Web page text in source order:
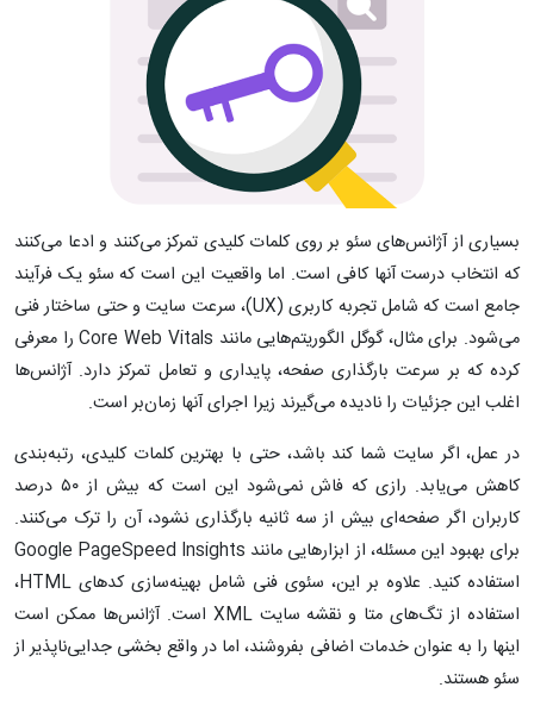
بسیاری از آژانس‌های سئو بر روی کلمات کلیدی تمرکز می‌کنند و ادعا می‌کنند
که انتخاب درست آنها کافی است. اما واقعیت این است که سئو یک فرآیند
جامع است که شامل تجربه کاربری (UX)، سرعت سایت و حتی ساختار فنی
می‌شود. برای مثال، گوگل الگوریتم‌هایی مانند Core Web Vitals را معرفی
کرده که بر سرعت بارگذاری صفحه، پایداری و تعامل تمرکز دارد. آژانس‌ها
اغلب این جزئیات را نادیده می‌گیرند زیرا اجرای آنها زمان‌بر است.
در عمل، اگر سایت شما کند باشد، حتی با بهترین کلمات کلیدی، رتبه‌بندی
کاهش می‌یابد. رازی که فاش نمی‌شود این است که بیش از ۵۰ درصد
کاربران اگر صفحه‌ای بیش از سه ثانیه بارگذاری نشود، آن را ترک می‌کنند.
برای بهبود این مسئله، از ابزارهایی مانند Google PageSpeed Insights
استفاده کنید. علاوه بر این، سئوی فنی شامل بهینه‌سازی کدهای HTML،
استفاده از تگ‌های متا و نقشه سایت XML است. آژانس‌ها ممکن است
اینها را به عنوان خدمات اضافی بفروشند، اما در واقع بخشی جدایی‌ناپذیر از
سئو هستند.